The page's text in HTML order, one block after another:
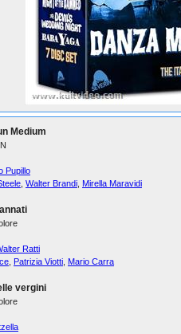
Medium
Pupillo
Walter Brandi Mirella Maravidi
Ratti
Patrizia Viotti Mario Carra
vergini